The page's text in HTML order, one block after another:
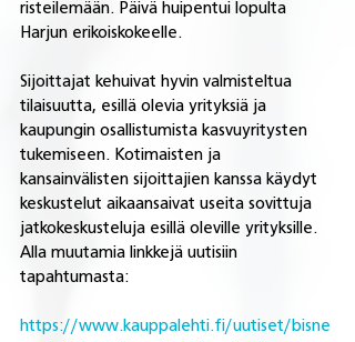
risteilemään. Päivä huipentui lopulta
Harjun erikoiskokeelle.
Sijoittajat kehuivat hyvin valmisteltua
tilaisuutta, esillä olevia yrityksiä ja
kaupungin osallistumista kasvuyritysten
tukemiseen. Kotimaisten ja
kansainvälisten sijoittajien kanssa käydyt
keskustelut aikaansaivat useita sovittuja
jatkokeskusteluja esillä oleville yrityksille.
Alla muutamia linkkejä uutisiin
tapahtumasta:
https://www.kauppalehti.fi/uutiset/bisne